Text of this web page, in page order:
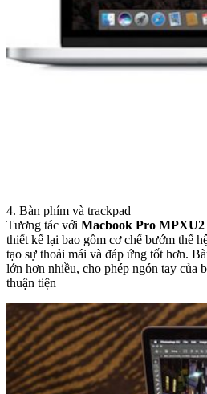
4. Bàn phím và trackpad
Tương tác với Macbook Pro MPXU2
thiết kế lại bao gồm cơ chế bướm thế
tạo sự thoải mái và đáp ứng tốt hơn.
lớn hơn nhiều, cho phép ngón tay của
thuận tiện